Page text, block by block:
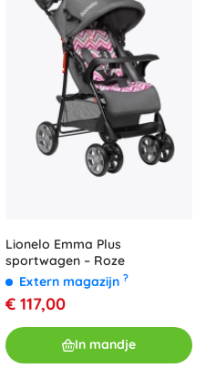
Lionelo Emma Plus
sportwagen – Roze
Extern magazijn ?
€ 117,00
In mandje